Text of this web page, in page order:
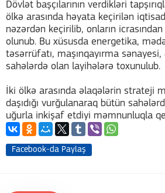
Dövlət başçılarının verdikləri
ölkə arasında həyata keçirilən
nəzərdən keçirilib, onların
olunub. Bu xüsusda energetika,
təsərrüfatı, maşınqayırma sənayesi,
sahələrdə olan layihələrə toxunulub.
İki ölkə arasında əlaqələrin strateji
daşıdığı vurğulanaraq bütün
uğurla inkişaf etdiyi məmnunluqla
Facebook-da Paylaş